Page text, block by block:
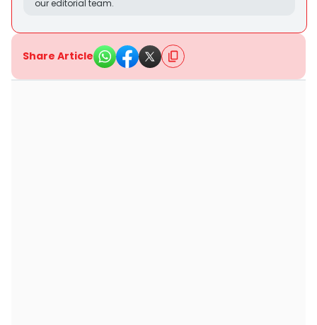
our editorial team.
Share Article